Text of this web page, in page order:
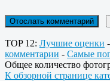
TOP 12: Лучшие оценки -
комментарии - Самые
Общее количество
К обзорной странице